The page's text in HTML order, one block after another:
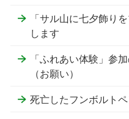
「サル山に七夕飾り
します
「ふれあい体験」参
（お願い）
死亡したフンボルト